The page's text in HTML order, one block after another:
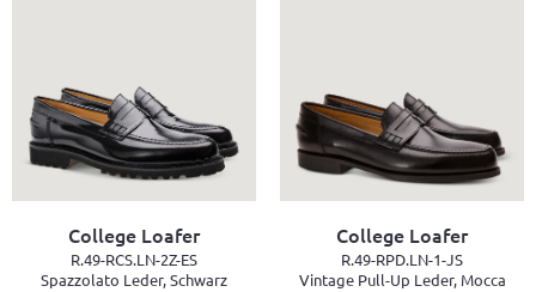
College Loafer
R.49-RCS.LN-2Z-ES
Spazzolato Leder, Schwarz
College Loafer
R.49-RPD.LN-1-JS
Vintage Pull-Up Leder, Mocca